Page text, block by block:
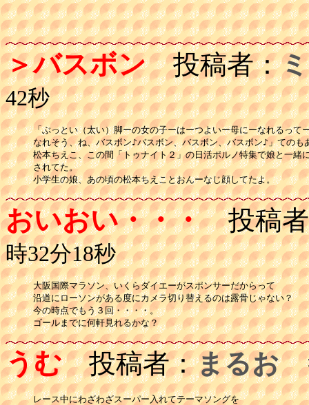
＞バスボン投稿者：
42秒
「ぶっとい（太い）脚ーの女の子ーはーつよいー母にーなれるって
なれそう、ね、バスボン♪バスボン、バスボン、バスボン♪」てのも
松本ちえこ、この間「トゥナイト２」の日活ポルノ特集で娘と一緒
されてた。
小学生の娘、あの頃の松本ちえことおんーなじ顔してたよ。
おいおい・・・投稿者
時32分18秒
大阪国際マラソン、いくらダイエーがスポンサーだからって
沿道にローソンがある度にカメラ切り替えるのは露骨じゃない？
今の時点でもう３回・・・・。
ゴールまでに何軒見れるかな？
うむ投稿者：まるお
レース中にわざわざスーパー入れてテーマソングを